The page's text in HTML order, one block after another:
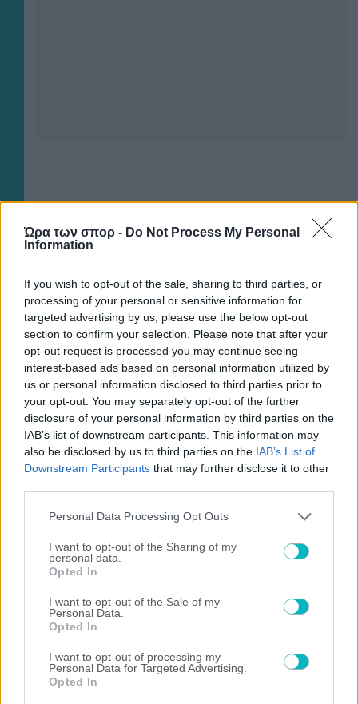
Ώρα των σπορ - Do Not Process My Personal
Information
If you wish to opt-out of the sale, sharing to third parties, or
processing of your personal or sensitive information for
targeted advertising by us, please use the below opt-out
section to confirm your selection. Please note that after your
opt-out request is processed you may continue seeing
interest-based ads based on personal information utilized by
us or personal information disclosed to third parties prior to
your opt-out. You may separately opt-out of the further
disclosure of your personal information by third parties on the
IAB’s list of downstream participants. This information may
also be disclosed by us to third parties on the IAB’s List of
Downstream Participants that may further disclose it to other
Please note that this website/app uses one or more Google
not limited to your visit or usage behaviour. You may click to
grant or deny consent to Google and its third-party tags to
use your data for below specified purposes in below Google
consent section.
Personal Data Processing Opt Outs
I want to opt-out of the Sharing of my
personal data.
Opted In
I want to opt-out of the Sale of my
Personal Data.
Opted In
I want to opt-out of processing my
Personal Data for Targeted Advertising.
Opted In
×
×
Play
Video
"The situation is out of control": Greek firefighters battle wildfire for fourth day
Watch on
"The situation is out of control": Greek
firefighters battle wildfire for fourth day
ΠΕΡΙΣΣΟΤΕΡΑ ΑΡΘΡΑ